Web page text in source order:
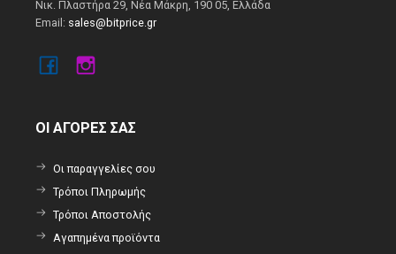
Νικ. Πλαστήρα 29, Νέα Μάκρη, 190 05, Ελλάδα
Email: sales@bitprice.gr
ΟΙ ΑΓΟΡΕΣ ΣΑΣ
Οι παραγγελίες σου
Τρόποι Πληρωμής
Τρόποι Αποστολής
Αγαπημένα προϊόντα